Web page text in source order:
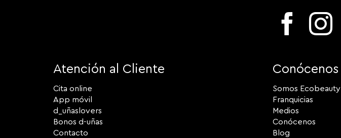
Atención al Cliente
Cita online
App móvil
d_uñaslovers
Bonos d-uñas
Contacto
Conócenos
Somos Ecobeauty
Franquicias
Medios
Conócenos
Blog